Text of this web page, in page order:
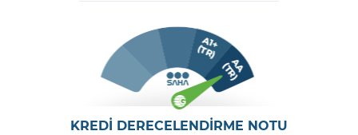
KREDİ DERECELENDİRME NOTU